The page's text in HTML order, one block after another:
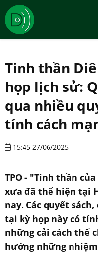
Tinh thần
họp lịch sử:
qua nhiều
tính cách
15:45 27/06/2025
TPO - "Tinh thần
xưa đã thể hiện tại
nay. Các quyết
tại kỳ họp này có
những cải cách thể
hướng những